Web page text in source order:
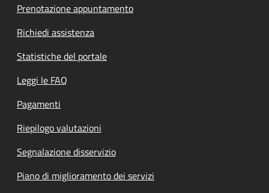
Prenotazione appuntamento
Richiedi assistenza
Statistiche del portale
Leggi le FAQ
Pagamenti
Riepilogo valutazioni
Segnalazione disservizio
Piano di miglioramento dei servizi